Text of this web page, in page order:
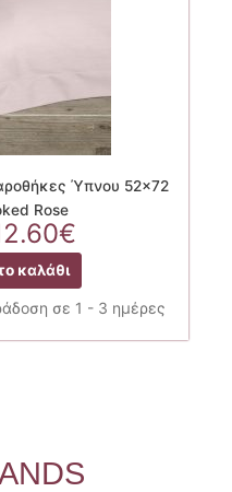
Ύπνου 52×72
Rose
€Η
τρέχουσα
τιμή
είναι:
12.60€.
καλάθι
σε 1 - 3 ημέρες